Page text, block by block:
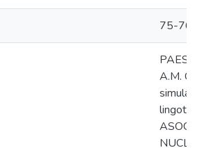
75-76
PAES
A.M.